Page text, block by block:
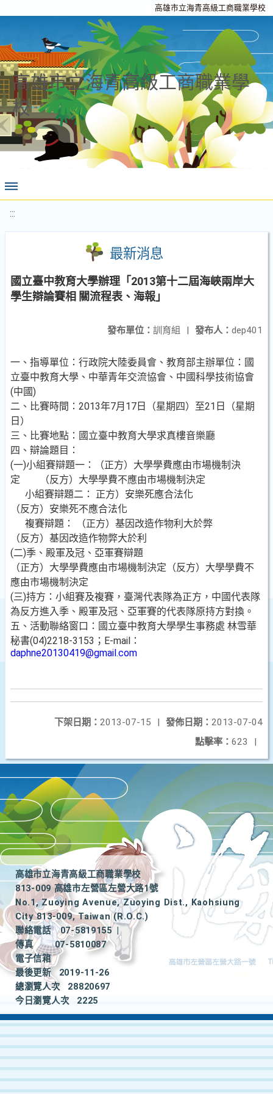
高雄市立海青高級工商職業學校
高雄市立海青高級工商職業學
校
:::
最新消息
國立臺中教育大學辦理「2013第十二屆海峽兩岸大
學生辯論賽相 關流程表、海報」
發布人： dep401
發布單位： 訓育組 |
一、指導單位：行政院大陸委員會、教育部主辦單位：國
立臺中教育大學、中華青年交流協會、中國科學技術協會
(中國)
二、比賽時間：2013年7月17日（星期四）至21日（星期
日）
三、比賽地點：國立臺中教育大學求真樓音樂廳
四、辯論題目：
(一)小組賽辯題一：（正方）大學學費應由市場機制決
定 （反方）大學學費不應由市場機制決定
小組賽辯題二： 正方）安樂死應合法化
（反方）安樂死不應合法化
複賽辯題： （正方）基因改造作物利大於弊
（反方）基因改造作物弊大於利
(二)季、殿軍及冠、亞軍賽辯題
（正方）大學學費應由市場機制決定（反方）大學學費不
應由市場機制決定
(三)持方：小組賽及複賽，臺灣代表隊為正方，中國代表隊
為反方進入季、殿軍及冠、亞軍賽的代表隊原持方對換。
五、活動聯絡窗口：國立臺中教育大學學生事務處 林雪華
秘書(04)2218-3153；E-mail：
daphne20130419@gmail.com
發佈日期： 2013-07-04
下架日期： 2013-07-15
|
點擊率： 623 |
高雄市立海青高級工商職業學校
813-009 高雄市左營區左營大路1號
No.1, Zuoying Avenue, Zuoying Dist., Kaohsiung
City 813-009, Taiwan (R.O.C.)
聯絡電話
07-5819155
|
傳真
07-5810087
電子信箱
最後更新
2019-11-26
總瀏覽人次
28820697
今日瀏覽人次
2225